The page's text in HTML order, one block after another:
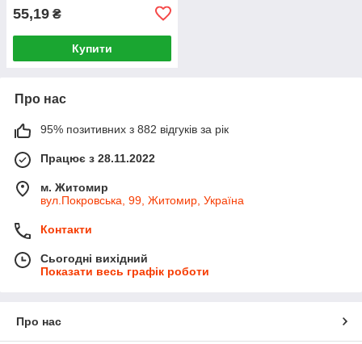
55,19 ₴
Купити
Про нас
95% позитивних з 882 відгуків за рік
Працює з 28.11.2022
м. Житомир
вул.Покровська, 99, Житомир, Україна
Контакти
Сьогодні вихідний
Показати весь графік роботи
Про нас